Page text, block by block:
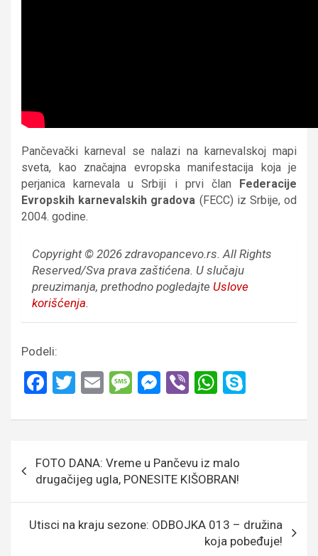
Pančevački karneval se nalazi na karnevalskoj mapi
sveta, kao značajna evropska manifestacija koja je
perjanica karnevala u Srbiji i prvi član
Federacije
Evropskih karnevalskih gradova (FECC) iz Srbije, od
2004. godine.
Copyright © 2026 zdravopancevo.rs. All Rights
Reserved/Sva prava zaštićena. U slučaju
preuzimanja, prethodno pogledajte Uslove
korišćenja.
Podeli:
F
ce
o
o
k
T
tt
E
ail
M
s
g
e
M
se
g
er
Vi
er
W
at
A
p
p
p
чланка
FOTO DANA: Vreme u Pančevu iz malo
drugačijeg ugla, PONESITE KIŠOBRAN!
Utisci na kraju sezone: ODBOJKA 013 – družina
koja pobeđuje!